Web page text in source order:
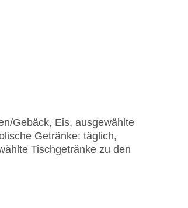
Gebäck, Eis, ausgewählte
Getränke: täglich,
Tischgetränke zu den